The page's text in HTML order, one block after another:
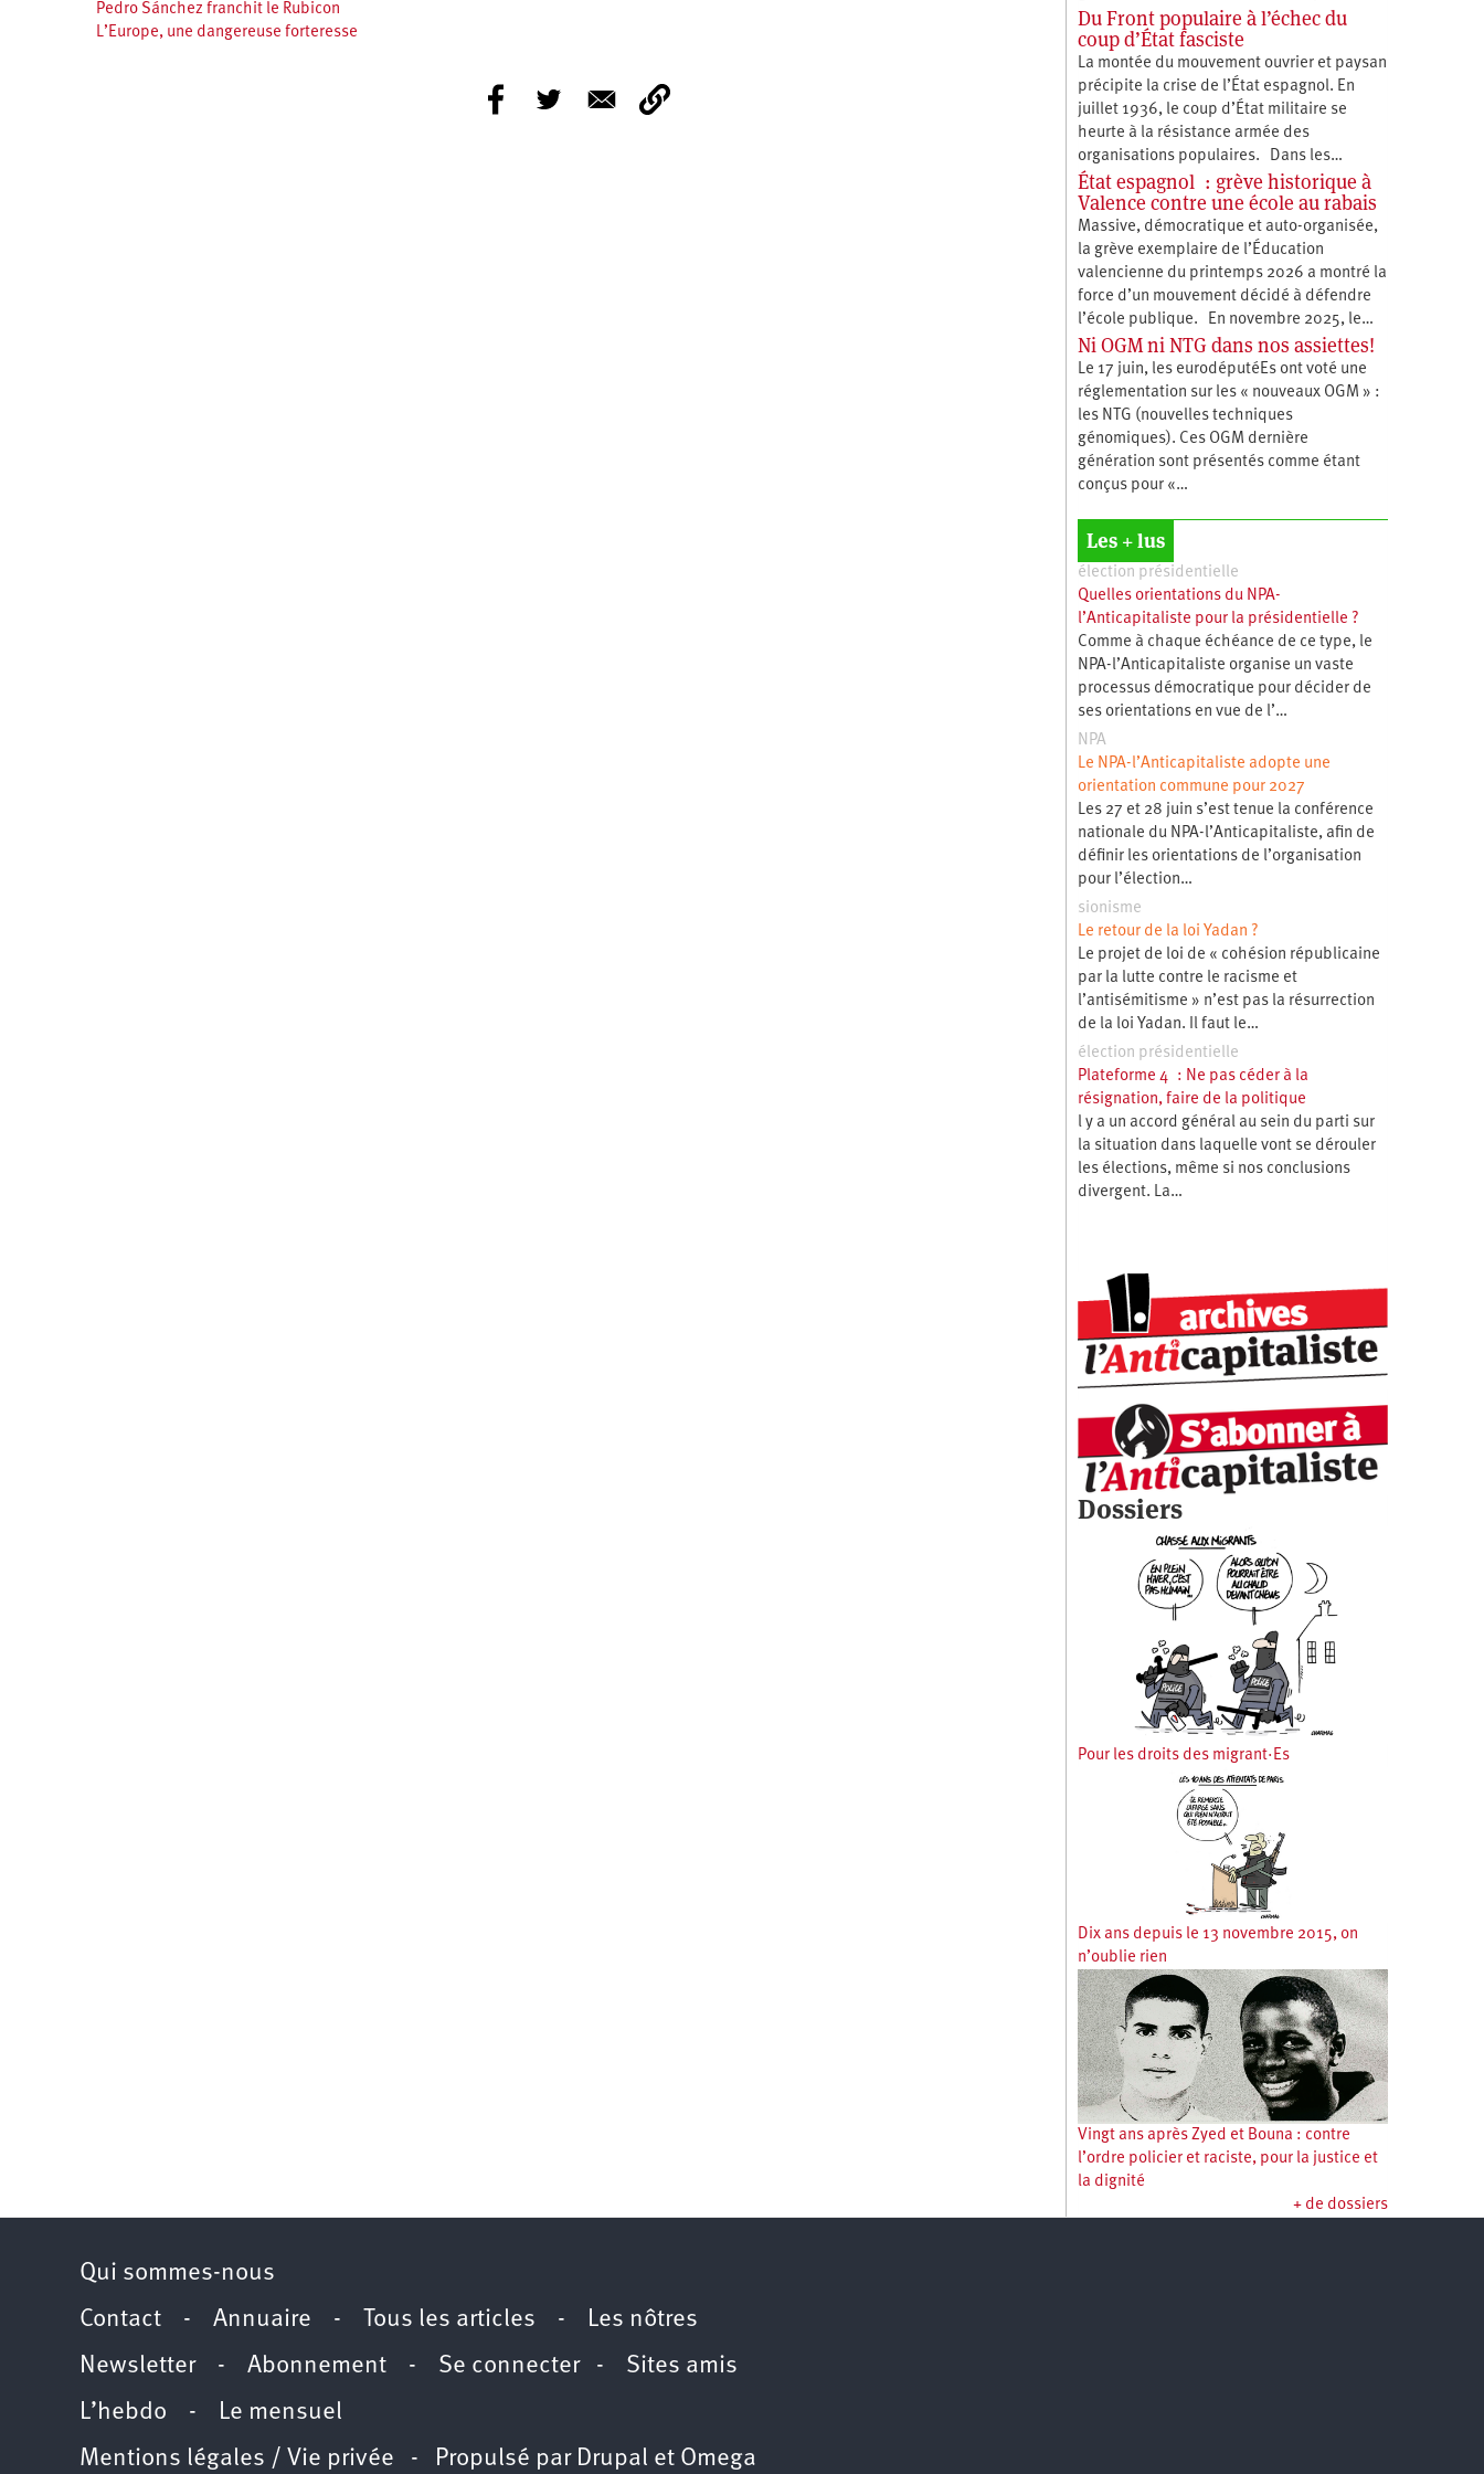
Pedro Sánchez franchit le Rubicon
L’Europe, une dangereuse forteresse
Du Front populaire à l’échec du
coup d’État fasciste
La montée du mouvement ouvrier et paysan
précipite la crise de l’État espagnol. En
juillet 1936, le coup d’État militaire se
heurte à la résistance armée des
organisations populaires. Dans les…
État espagnol : grève historique à
Valence contre une école au rabais
Massive, démocratique et auto-organisée,
la grève exemplaire de l’Éducation
valencienne du printemps 2026 a montré la
force d’un mouvement décidé à défendre
l’école publique. En novembre 2025, le…
Ni OGM ni NTG dans nos assiettes!
Le 17 juin, les eurodéputéEs ont voté une
réglementation sur les « nouveaux OGM » :
les NTG (nouvelles techniques
génomiques). Ces OGM dernière
génération sont présentés comme étant
conçus pour «…
Les + lus
élection présidentielle
Quelles orientations du NPA-
l’Anticapitaliste pour la présidentielle ?
Comme à chaque échéance de ce type, le
NPA-l’Anticapitaliste organise un vaste
processus démocratique pour décider de
ses orientations en vue de l’…
NPA
Le NPA-l’Anticapitaliste adopte une
orientation commune pour 2027
Les 27 et 28 juin s’est tenue la conférence
nationale du NPA-l’Anticapitaliste, afin de
définir les orientations de l’organisation
pour l’élection…
sionisme
Le retour de la loi Yadan ?
Le projet de loi de « cohésion républicaine
par la lutte contre le racisme et
l’antisémitisme » n’est pas la résurrection
de la loi Yadan. Il faut le…
élection présidentielle
Plateforme 4 : Ne pas céder à la
résignation, faire de la politique
l y a un accord général au sein du parti sur
la situation dans laquelle vont se dérouler
les élections, même si nos conclusions
divergent. La…
Dossiers
Pour les droits des migrant·Es
Dix ans depuis le 13 novembre 2015, on
n’oublie rien
Vingt ans après Zyed et Bouna : contre
l’ordre policier et raciste, pour la justice et
la dignité
+ de dossiers
Qui sommes-nous
Contact - Annuaire - Tous les articles - Les nôtres
Newsletter- Abonnement - Se connecter- Sites amis
L’hebdo - Le mensuel
Mentions légales / Vie privée - Propulsé par Drupal et Omega